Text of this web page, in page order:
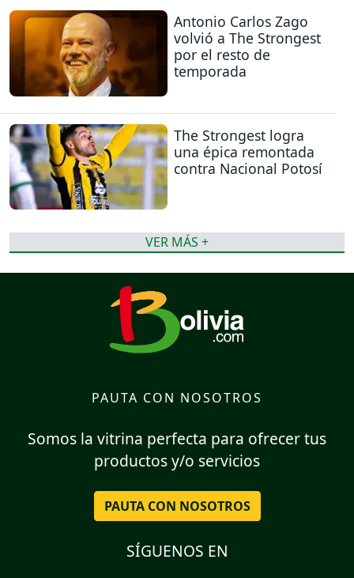
Antonio Carlos Zago
volvió a The Strongest
por el resto de
temporada
The Strongest logra
una épica remontada
contra Nacional Potosí
VER MÁS +
PAUTA CON NOSOTROS
Somos la vitrina perfecta para ofrecer tus
productos y/o servicios
PAUTA CON NOSOTROS
SÍGUENOS EN